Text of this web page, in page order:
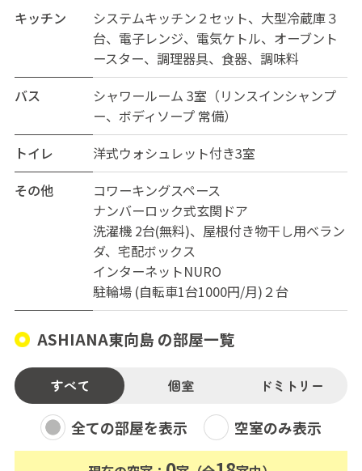
キッチン
システムキッチン２セット、大型冷蔵庫３
台、電子レンジ、電気ケトル、オーブント
ースター、調理器具、食器、調味料
バス
シャワールーム 3室（リンスインシャンプ
ー、ボディソープ 常備）
トイレ
洋式ウォシュレット付き3室
その他
コワーキングスペース
ナンバーロック式玄関ドア
洗濯機 2台(無料)、屋根付き物干し用ベラン
ダ、宅配ボックス
インターネットNURO
駐輪場 (自転車1台1000円/月)２台
ASHIANA東向島 の部屋一覧
すべて 個室 ドミトリー
全ての部屋を表示 空室のみ表示